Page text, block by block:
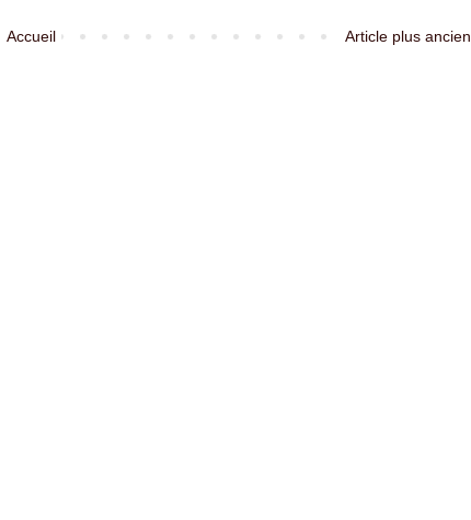
Article plus ancien
Accueil